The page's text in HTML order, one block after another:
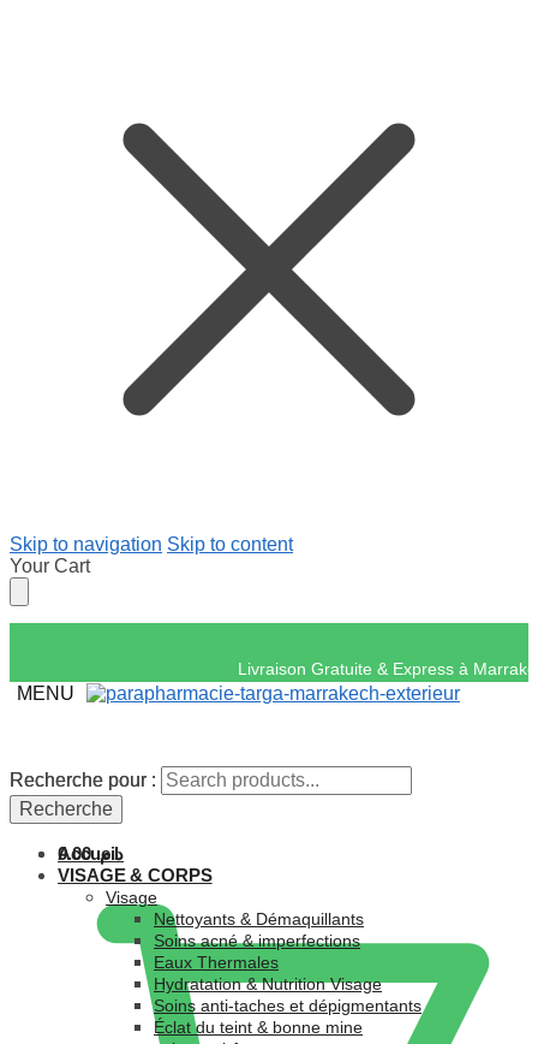
Skip to navigation Skip to content
Your Cart
Livraison Gratuite &
MENU
Recherche pour :
Recherche
د.م.0.00
Recherche pour :
Recherche
Accueil
VISAGE & CORPS
Visage
Nettoyants & Démaquillants
Soins acné & imperfections
Eaux Thermales
Hydratation & Nutrition Visage
Soins anti-taches et dépigmentants
Éclat du teint & bonne mine